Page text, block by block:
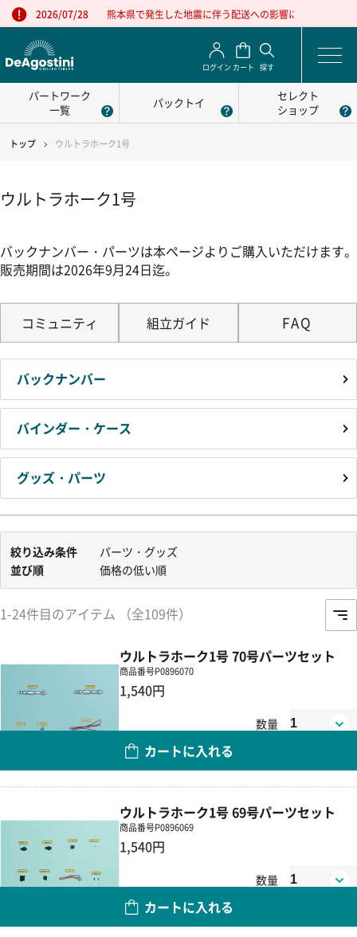
2026/07/28 熊本県で発生した地震に伴う配送への影響について
ログイン カート 探す
パートワーク
一覧
パックトイ
セレクト
ショップ
トップ ウルトラホーク1号
ウルトラホーク1号
バックナンバー
バインダー・ケース
グッズ・パーツ
バックナンバー・パーツは本ページよりご購入いただけます。
販売期間は2026年9月24日迄。
コミュニティ 組立ガイド FAQ
絞り込み条件
パーツ・グッズ
並び順
価格の低い順
1-24件目のアイテム （全109件）
ウルトラホーク1号 70号パーツセット
商品番号P0896070
1,540円
数量
カートに入れる
ウルトラホーク1号 69号パーツセット
商品番号P0896069
1,540円
数量
カートに入れる